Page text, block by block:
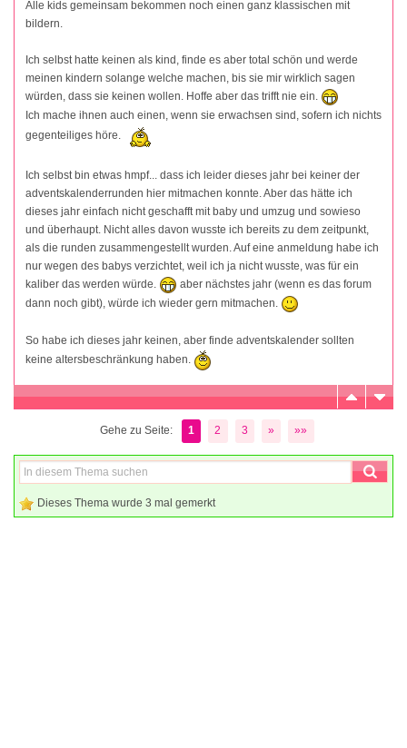
Alle kids gemeinsam bekommen noch einen ganz klassischen mit
bildern.
Ich selbst hatte keinen als kind, finde es aber total schön und werde
meinen kindern solange welche machen, bis sie mir wirklich sagen
würden, dass sie keinen wollen. Hoffe aber das trifft nie ein.
Ich mache ihnen auch einen, wenn sie erwachsen sind, sofern ich nichts
gegenteiliges höre.
Ich selbst bin etwas hmpf... dass ich leider dieses jahr bei keiner der
adventskalenderrunden hier mitmachen konnte. Aber das hätte ich
dieses jahr einfach nicht geschafft mit baby und umzug und sowieso
und überhaupt. Nicht alles davon wusste ich bereits zu dem zeitpunkt,
als die runden zusammengestellt wurden. Auf eine anmeldung habe ich
nur wegen des babys verzichtet, weil ich ja nicht wusste, was für ein
kaliber das werden würde.
aber nächstes jahr (wenn es das forum
dann noch gibt), würde ich wieder gern mitmachen.
So habe ich dieses jahr keinen, aber finde adventskalender sollten
keine altersbeschränkung haben.
Gehe zu Seite: 1 2 3 » »»
Dieses Thema wurde 3 mal gemerkt